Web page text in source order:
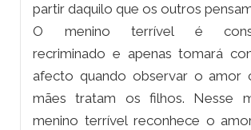
partir daquilo que os outros
O menino terrível é
recriminado e apenas tomará
afecto quando observar o amor
mães tratam os filhos. Nesse
menino terrível reconhece o